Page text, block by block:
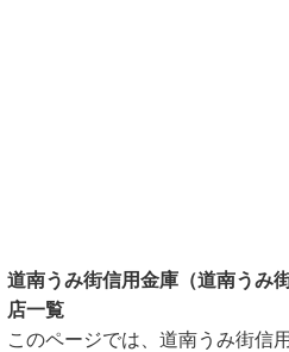
道南うみ街信用金庫（道南うみ
店一覧
このページでは、道南うみ街信